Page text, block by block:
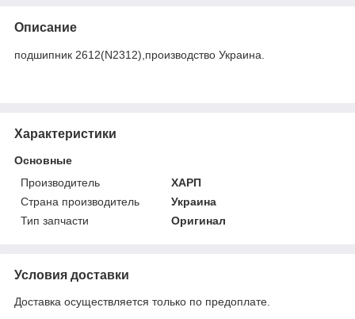
Описание
подшипник 2612(N2312),производство Украина.
Характеристики
Основные
Производитель
ХАРП
Страна производитель
Украина
Тип запчасти
Оригинал
Условия доставки
Доставка осуществляется только по предоплате.